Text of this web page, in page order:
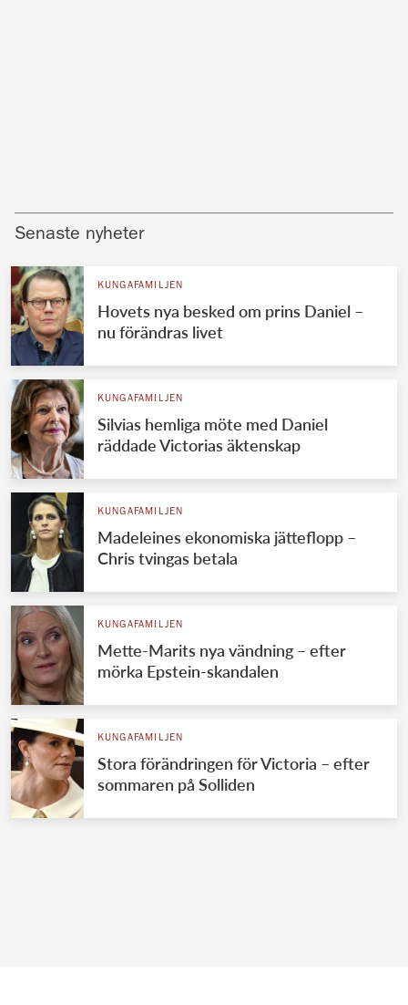
Senaste nyheter
KUNGAFAMILJEN
Hovets nya besked om prins Daniel –
nu förändras livet
KUNGAFAMILJEN
Silvias hemliga möte med Daniel
räddade Victorias äktenskap
KUNGAFAMILJEN
Madeleines ekonomiska jätteflopp –
Chris tvingas betala
KUNGAFAMILJEN
Mette-Marits nya vändning – efter
mörka Epstein-skandalen
KUNGAFAMILJEN
Stora förändringen för Victoria – efter
sommaren på Solliden